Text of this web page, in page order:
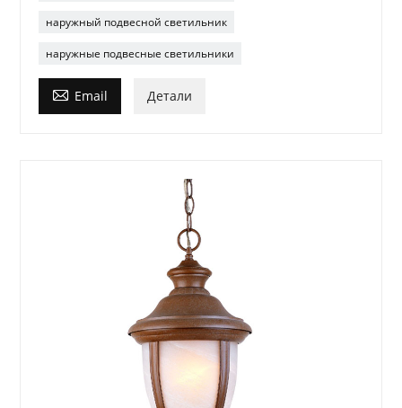
наружный подвесной светильник
наружные подвесные светильники
 Email Детали